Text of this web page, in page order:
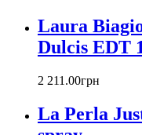
Christian Audigier
Christian Dior
Christian Lacroix
Cindy Crawford
Clinique
Clive Christian
Laura
Dulcis EDT
2 211 .00грн
La Perla